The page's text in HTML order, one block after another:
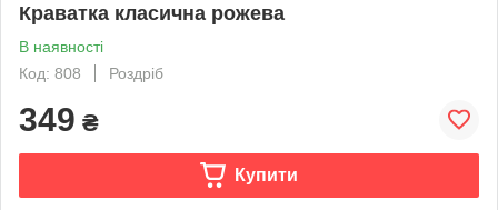
Краватка класична рожева
В наявності
Код: 808
Роздріб
349 ₴
Купити